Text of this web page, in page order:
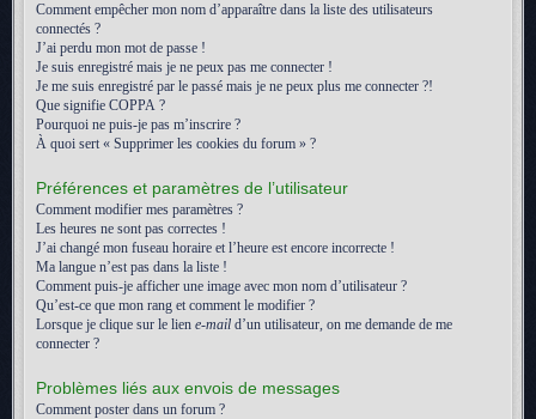
Comment empêcher mon nom d’apparaître dans la liste des utilisateurs
connectés ?
J’ai perdu mon mot de passe !
Je suis enregistré mais je ne peux pas me connecter !
Je me suis enregistré par le passé mais je ne peux plus me connecter ?!
Que signifie COPPA ?
Pourquoi ne puis-je pas m’inscrire ?
À quoi sert « Supprimer les cookies du forum » ?
Préférences et paramètres de l’utilisateur
Comment modifier mes paramètres ?
Les heures ne sont pas correctes !
J’ai changé mon fuseau horaire et l’heure est encore incorrecte !
Ma langue n’est pas dans la liste !
Comment puis-je afficher une image avec mon nom d’utilisateur ?
Qu’est-ce que mon rang et comment le modifier ?
Lorsque je clique sur le lien e-mail d’un utilisateur, on me demande de me
connecter ?
Problèmes liés aux envois de messages
Comment poster dans un forum ?